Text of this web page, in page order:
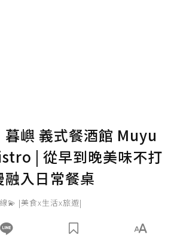
暮嶼 義式餐酒館 Muyu
| 從早到晚美味不打
入日常餐桌
💫 |美食x生活x旅遊|